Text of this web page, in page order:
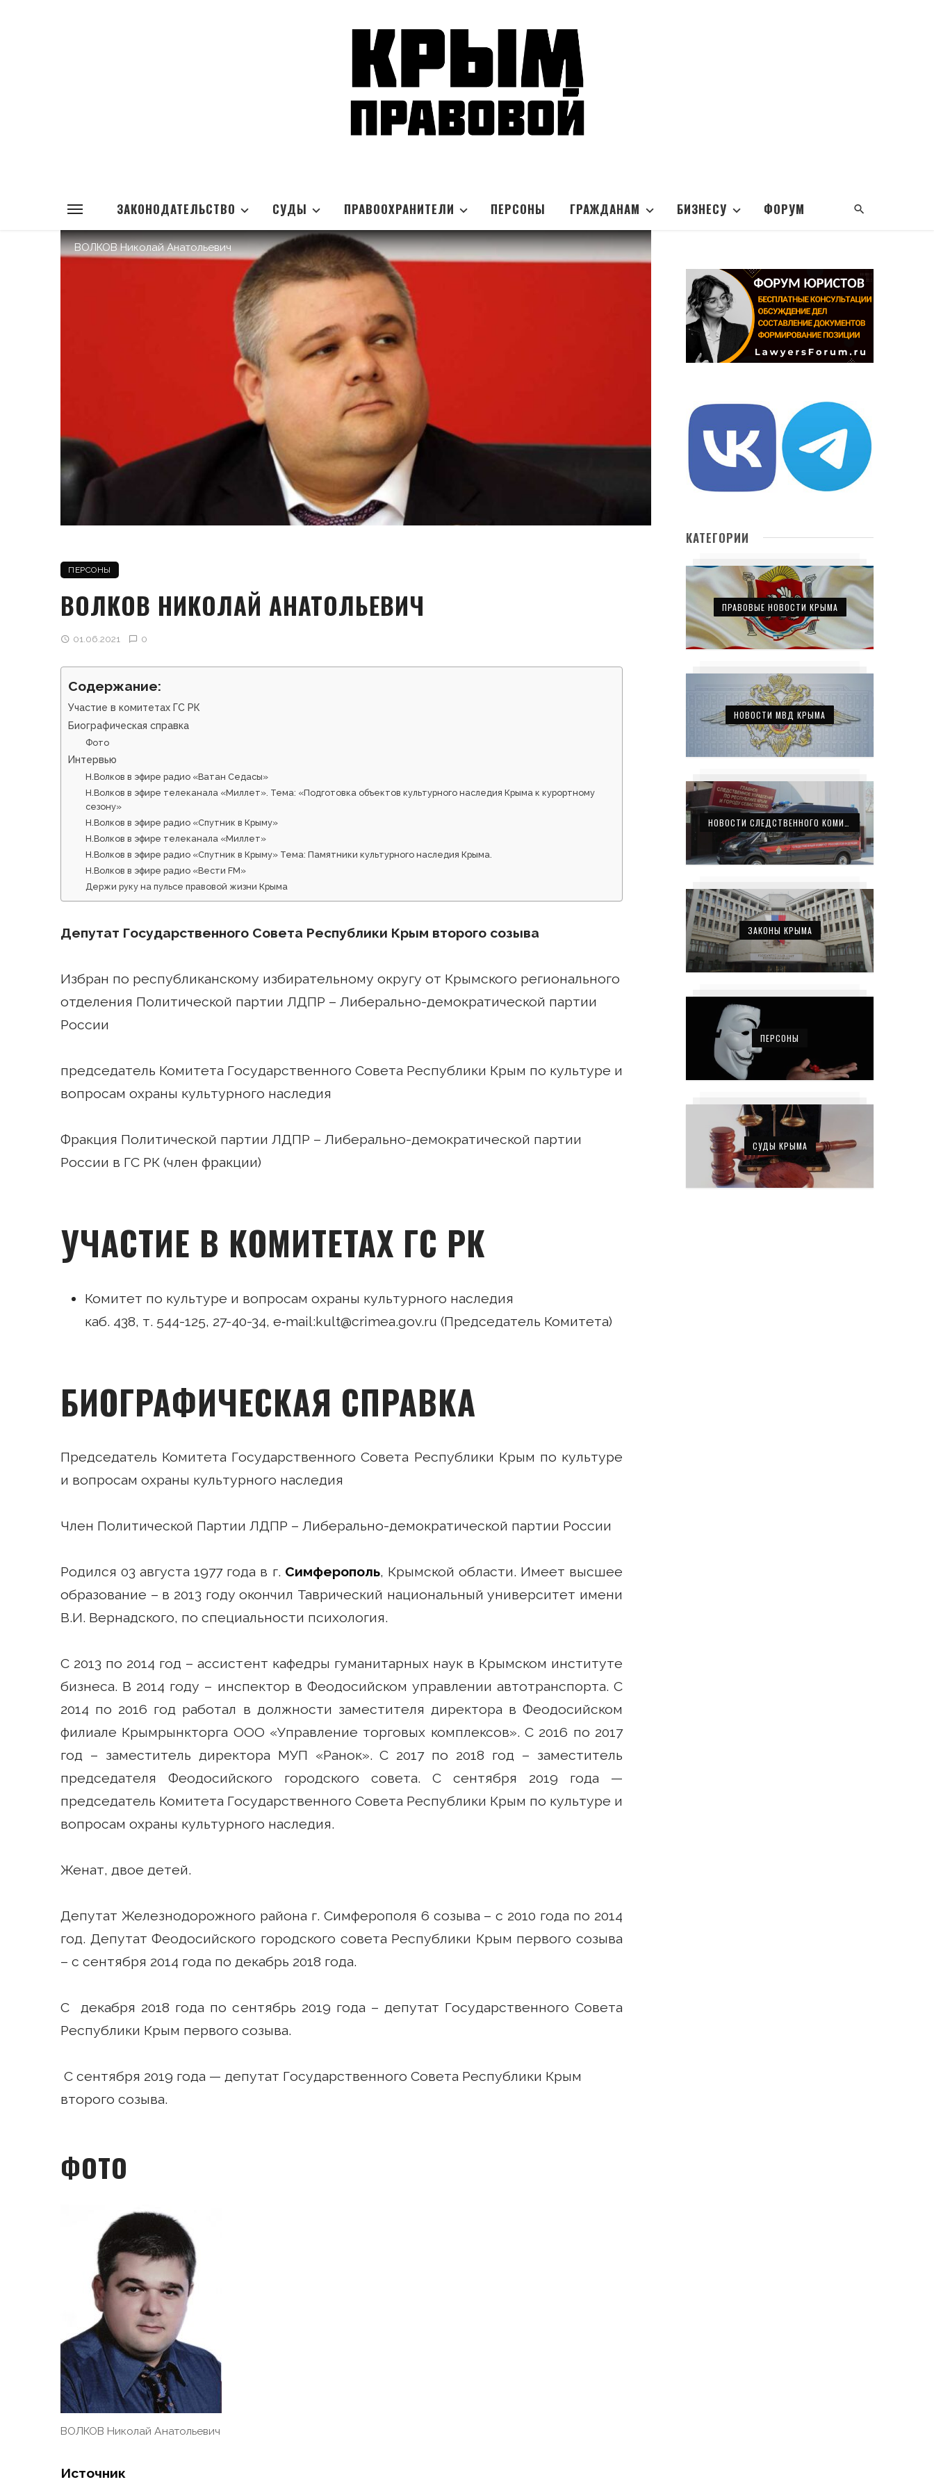
ЗАКОНОДАТЕЛЬСТВО СУДЫ ПРАВООХРАНИТЕЛИ ПЕРСОНЫ ГРАЖДАНАМ БИЗНЕСУ ФОРУМ
ВОЛКОВ Николай Анатольевич
ПЕРСОНЫ
ВОЛКОВ НИКОЛАЙ АНАТОЛЬЕВИЧ
01.06.2021 0
Содержание:
Участие в комитетах ГС РК
Биографическая справка
Фото
Интервью
Н.Волков в эфире радио «Ватан Седасы»
Н.Волков в эфире телеканала «Миллет». Тема: «Подготовка объектов культурного наследия Крыма к курортному
сезону»
Н.Волков в эфире радио «Спутник в Крыму»
Н.Волков в эфире телеканала «Миллет»
Н.Волков в эфире радио «Спутник в Крыму» Тема: Памятники культурного наследия Крыма.
Н.Волков в эфире радио «Вести FM»
Держи руку на пульсе правовой жизни Крыма
Депутат Государственного Совета Республики Крым второго созыва
Избран по республиканскому избирательному округу от Крымского регионального
отделения Политической партии ЛДПР – Либерально-демократической партии
России
председатель Комитета Государственного Совета Республики Крым по культуре и
вопросам охраны культурного наследия
Фракция Политической партии ЛДПР – Либерально-демократической партии
России в ГС РК (член фракции)
УЧАСТИЕ В КОМИТЕТАХ ГС РК
Комитет по культуре и вопросам охраны культурного наследия
каб. 438, т. 544-125, 27-40-34, e‑mail:kult@crimea.gov.ru (Председатель Комитета)
БИОГРАФИЧЕСКАЯ СПРАВКА
Председатель Комитета Государственного Совета Республики Крым по культуре
и вопросам охраны культурного наследия
Член Политической Партии ЛДПР – Либерально-демократической партии России
Родился 03 августа 1977 года в г. Симферополь, Крымской области. Имеет высшее
образование – в 2013 году окончил Таврический национальный университет имени
В.И. Вернадского, по специальности психология.
С 2013 по 2014 год – ассистент кафедры гуманитарных наук в Крымском институте
бизнеса. В 2014 году – инспектор в Феодосийском управлении автотранспорта. С
2014 по 2016 год работал в должности заместителя директора в Феодосийском
филиале Крымрынкторга ООО «Управление торговых комплексов». С 2016 по 2017
год – заместитель директора МУП «Ранок». С 2017 по 2018 год – заместитель
председателя Феодосийского городского совета. С сентября 2019 года —
председатель Комитета Государственного Совета Республики Крым по культуре и
вопросам охраны культурного наследия.
Женат, двое детей.
Депутат Железнодорожного района г. Симферополя 6 созыва – с 2010 года по 2014
год. Депутат Феодосийского городского совета Республики Крым первого созыва
– с сентября 2014 года по декабрь 2018 года.
С декабря 2018 года по сентябрь 2019 года – депутат Государственного Совета
Республики Крым первого созыва.
С сентября 2019 года — депутат Государственного Совета Республики Крым
второго созыва.
ФОТО
ВОЛКОВ Николай Анатольевич
Источник
КАТЕГОРИИ
ПРАВОВЫЕ НОВОСТИ КРЫМА
НОВОСТИ МВД КРЫМА
ЗАКОНЫ КРЫМА
ПЕРСОНЫ
СУДЫ КРЫМА